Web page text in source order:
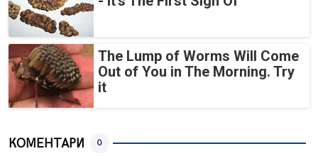
The Lump of Worms Will Come
Out of You in The Morning. Try
it
КОМЕНТАРИ 0